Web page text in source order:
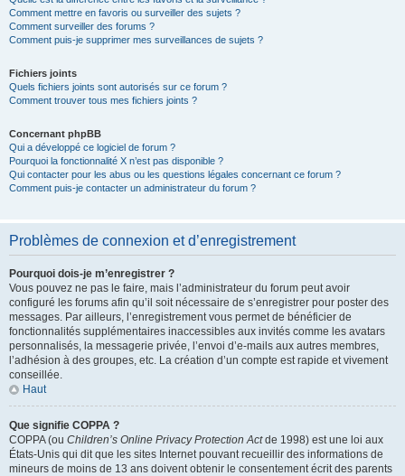
Comment mettre en favoris ou surveiller des sujets ?
Comment surveiller des forums ?
Comment puis-je supprimer mes surveillances de sujets ?
Fichiers joints
Quels fichiers joints sont autorisés sur ce forum ?
Comment trouver tous mes fichiers joints ?
Concernant phpBB
Qui a développé ce logiciel de forum ?
Pourquoi la fonctionnalité X n’est pas disponible ?
Qui contacter pour les abus ou les questions légales concernant ce forum ?
Comment puis-je contacter un administrateur du forum ?
Problèmes de connexion et d’enregistrement
Pourquoi dois-je m’enregistrer ?
Vous pouvez ne pas le faire, mais l’administrateur du forum peut avoir
configuré les forums afin qu’il soit nécessaire de s’enregistrer pour poster des
messages. Par ailleurs, l’enregistrement vous permet de bénéficier de
fonctionnalités supplémentaires inaccessibles aux invités comme les avatars
personnalisés, la messagerie privée, l’envoi d’e-mails aux autres membres,
l’adhésion à des groupes, etc. La création d’un compte est rapide et vivement
conseillée.
Haut
Que signifie COPPA ?
COPPA (ou Children’s Online Privacy Protection Actde 1998) est une loi aux
États-Unis qui dit que les sites Internet pouvant recueillir des informations de
mineurs de moins de 13 ans doivent obtenir le consentement écrit des parents